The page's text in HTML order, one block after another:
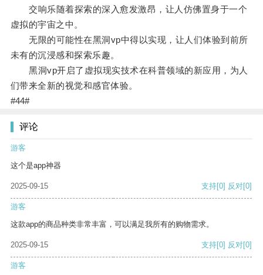
交响乐随着探索的深入愈发激昂，让人仿佛置身于一个
虚拟的宇宙之中。
无限的可能性在黑洞vp中得以实现，让人们体验到前所
未有的沉浸感和探索乐趣。
黑洞vp开启了虚拟现实技术在科普领域的新应用，为人
们带来全新的视觉和感官体验。
#44#
评论
游客
这个是app神器
2025-09-15 支持[0] 反对[0]
游客
这款app的商品种类非常丰富，可以满足我所有的购物需求。
2025-09-15 支持[0] 反对[0]
游客